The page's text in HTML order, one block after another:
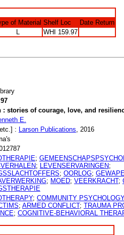
of Material Shelf Loc
Date Return
WHI 159.97
: stories of courage, love, and
E.
: Larson Publications , 2016
;
; LEVENSERVARINGEN;
; OORLOG;
; MOED; VEERKRACHT;
; COMMUNITY PSYCHOLOGY
; ARMED CONFLICT; TRAUMA
; COGNITIVE-BEHAVIORAL